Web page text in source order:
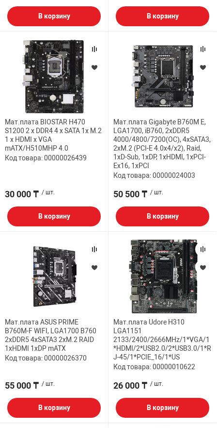
В корзину В корзину
Мат.плата BIOSTAR H470
S1200 2 x DDR4 4 x SATA 1x M.2
1 x HDMI x VGA
mATX/H510MHP 4.0
Код товара: 00000026439
30 000 ₸ / шт.
В корзину
Мат.плата Gigabyte B760M E,
LGA1700, iB760, 2xDDR5
4000/4800/7200(OC), 4xSATA3,
2xM.2 (PCI-E 4.0x4/x2), Raid,
1xD-Sub, 1хDP, 1xHDMI, 1xPCI-
Ex16, 1xPCI
Код товара: 00000024003
50 500 ₸ / шт.
В корзину
Мат.плата ASUS PRIME
B760M-F WIFI, LGA1700 B760
2xDDR5 4xSATA3 2xM.2 RAID
1xHDMI 1xDP mATX
Код товара: 00000026370
55 000 ₸ / шт.
В корзину
Мат.плата Udore H310
LGA1151
2133/2400/2666MHz/1*VGA/1
*HDMI/2*USB2.0/2*USB3.0/1*R
J-45/1*PCIE_16/1*US
Код товара: 00000010622
26 000 ₸ / шт.
В корзину